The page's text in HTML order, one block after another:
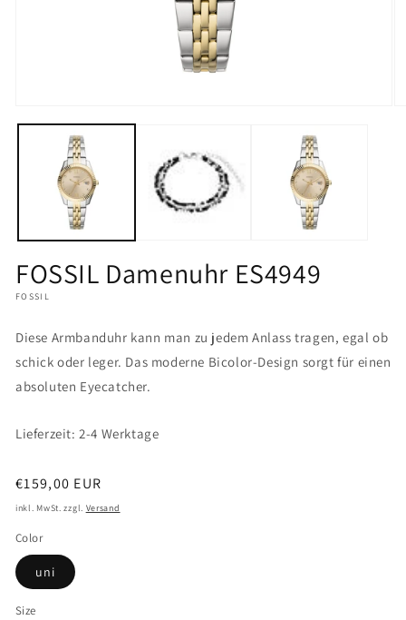
1
FOSSIL Damenuhr ES4949
FOSSIL
Diese Armbanduhr kann man zu jedem Anlass tragen, egal ob
schick oder leger. Das moderne Bicolor-Design sorgt für einen
absoluten Eyecatcher.
Lieferzeit: 2-4 Werktage
Normaler
Preis
€159,00 EUR
inkl. MwSt. zzgl. Versand
Color
uni
Size